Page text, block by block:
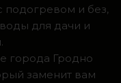
подогревом и без,
для дачи и
города Гродно
заменит вам